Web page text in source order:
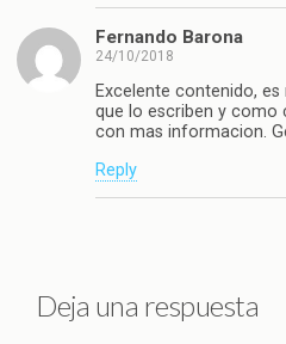
Fernando Barona
24/10/2018
Excelente contenido,
que lo escriben y
con mas informacion.
Reply
Deja una respuesta